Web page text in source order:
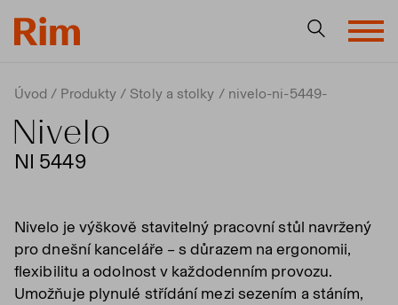
Úvod Produkty Stoly a stolky nivelo-ni-5449-
Nivelo
NI 5449
Nivelo je výškově stavitelný pracovní stůl navržený
pro dnešní kanceláře – s důrazem na ergonomii,
flexibilitu a odolnost v každodenním provozu.
Umožňuje plynulé střídání mezi sezením a stáním,